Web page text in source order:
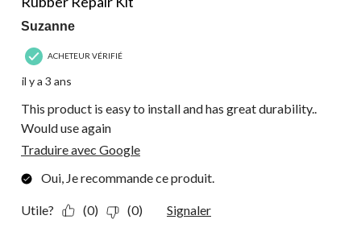
Suzanne
ACHETEUR VÉRIFIÉ
il y a 3 ans
This product is easy to install and has great durability..
Would use again
Traduire avec Google
Oui, Je recommande ce produit.
Utile? (0) (0) Signaler